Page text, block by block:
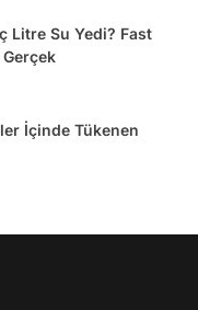
Litre Su Yedi? Fast
İçinde Tükenen